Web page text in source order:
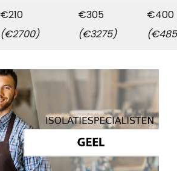
€210
(€2700)
€305
(€3275)
€400